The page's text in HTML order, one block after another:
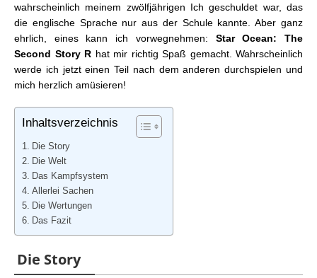
wahrscheinlich meinem zwölfjährigen Ich geschuldet war, das
die englische Sprache nur aus der Schule kannte. Aber ganz
ehrlich, eines kann ich vorwegnehmen: Star Ocean: The
Second Story R hat mir richtig Spaß gemacht. Wahrscheinlich
werde ich jetzt einen Teil nach dem anderen durchspielen und
mich herzlich amüsieren!
Inhaltsverzeichnis
Die Story
Die Welt
Das Kampfsystem
Allerlei Sachen
Die Wertungen
Das Fazit
Die Story